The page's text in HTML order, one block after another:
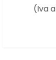
(Iva